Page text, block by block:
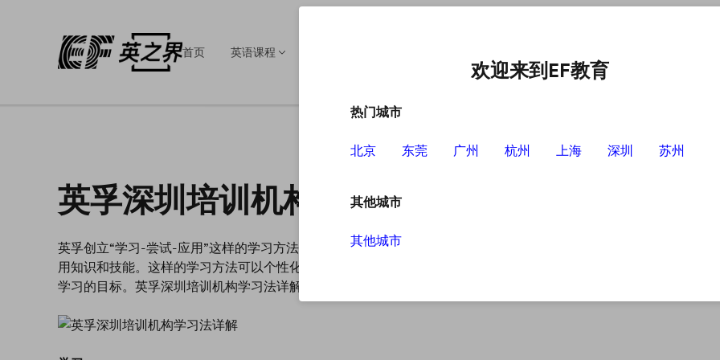
首页 英语课程
英孚深圳培训机构学习法详解
英孚创立“学习-尝试-应用”这样的学习方法，就是因为英孚深知保持长期有效的记忆方式就是实际运
用知识和技能。这样的学习方法可以个性化定位学员的真正学习需求，从而帮助大家更好地实现英语
学习的目标。英孚深圳培训机构学习法详解如下：
欢迎来到EF教育
热门城市
北京 东莞 广州 杭州 上海 深圳 苏州
其他城市
其他城市